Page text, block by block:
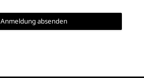
Anmeldung absenden